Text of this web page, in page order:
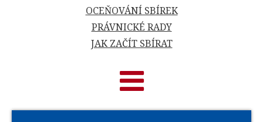
OCEŇOVÁNÍ SBÍREK
PRÁVNICKÉ RADY
JAK ZAČÍT SBÍRAT